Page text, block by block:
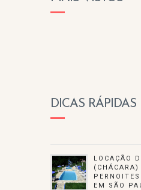
DICAS RÁPIDAS
LOCAÇÃO
(CHÁCARA)
EM SÃO